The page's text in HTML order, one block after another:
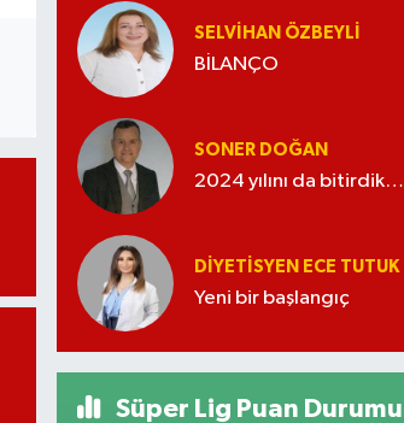
SELVIHAN ÖZBEYLI
BİLANÇO
SONER DOĞAN
2024 yılını da bitirdik…
DIYETISYEN ECE TUTUK
Yeni bir başlangıç
Süper Lig Puan Durumu